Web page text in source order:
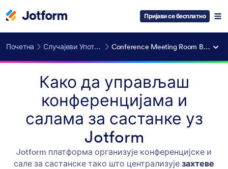
Пријави се бесплатно
Почетна Случајеви Употребе Conference Meeting Room Booking
Како да управљаш
конференцијама и
салама за састанке уз
Jotform
Jotform платформа организује конференцијске и
сале за састанске тако што централизује захтеве